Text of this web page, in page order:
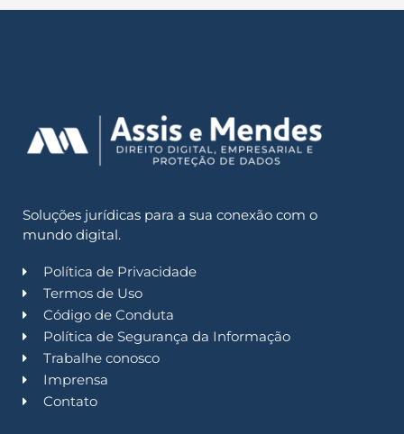
Soluções jurídicas para a sua conexão com o
mundo digital.
Política de Privacidade
Termos de Uso
Código de Conduta
Política de Segurança da Informação
Trabalhe conosco
Imprensa
Contato